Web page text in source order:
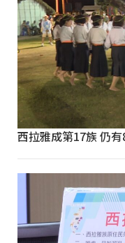
西拉雅成第17族 仍